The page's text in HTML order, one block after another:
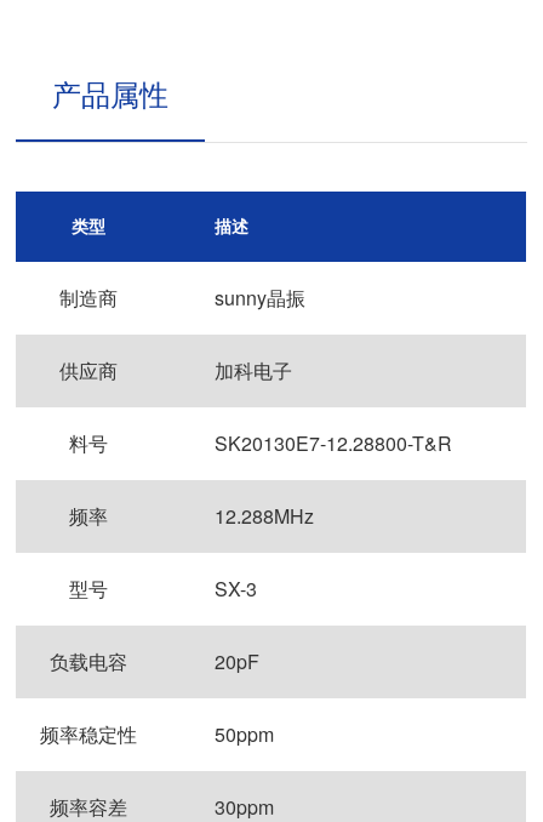
产品属性
类型 描述
制造商 sunny晶振
供应商 加科电子
料号 SK20130E7-12.28800-T&R
频率 12.288MHz
型号 SX-3
负载电容 20pF
频率稳定性 50ppm
频率容差 30ppm